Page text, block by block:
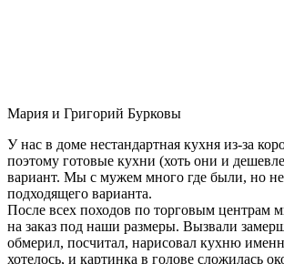
Мария и Григорий Бурковы
У нас в доме нестандартная кухня из-за
поэтому готовые кухни (хоть они и
вариант. Мы с мужем много где были, но
подходящего варианта.
После всех походов по торговым центрам
на заказ под наши размеры. Вызвали
обмерил, посчитал, нарисовал кухню
хотелось, и картинка в голове сложилась